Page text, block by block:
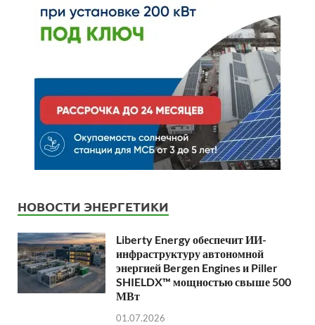
НОВОСТИ ЭНЕРГЕТИКИ
Liberty Energy обеспечит ИИ-
инфраструктуру автономной
энергией Bergen Engines и Piller
SHIELDX™ мощностью свыше 500
МВт
01.07.2026